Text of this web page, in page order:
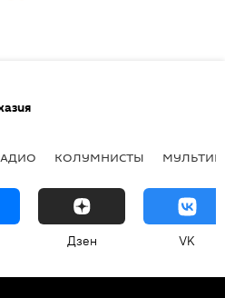
КОЛУМНИСТЫ
Дзен VK